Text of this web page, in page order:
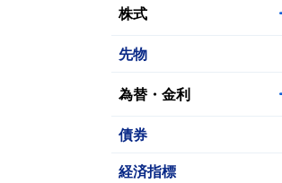
株式
先物
為替・金利
債券
経済指標